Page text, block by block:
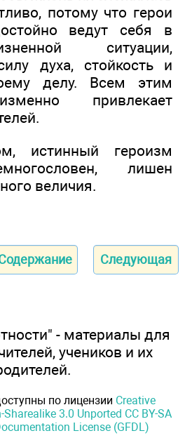
потому что герои
ведут себя в
ситуации,
духа, стойкость и
делу. Всем этим
привлекает
истинный героизм
лишен
величия.
Следующая
- материалы для
учеников и их
по лицензии Creative
3.0 Unported CC BY-SA
License (GFDL)